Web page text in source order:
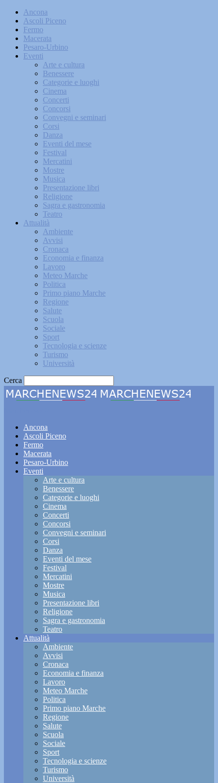
Ancona
Ascoli Piceno
Fermo
Macerata
Pesaro-Urbino
Eventi
Arte e cultura
Benessere
Categorie e luoghi
Cinema
Concerti
Concorsi
Convegni e seminari
Corsi
Danza
Eventi del mese
Festival
Mercatini
Mostre
Musica
Presentazione libri
Religione
Sagra e gastronomia
Teatro
Attualità
Ambiente
Avvisi
Cronaca
Economia e finanza
Lavoro
Meteo Marche
Politica
Primo piano Marche
Regione
Salute
Scuola
Sociale
Sport
Tecnologia e scienze
Turismo
Università
Cerca
Ancona
Ascoli Piceno
Fermo
Macerata
Pesaro-Urbino
Eventi
Arte e cultura
Benessere
Categorie e luoghi
Cinema
Concerti
Concorsi
Convegni e seminari
Corsi
Danza
Eventi del mese
Festival
Mercatini
Mostre
Musica
Presentazione libri
Religione
Sagra e gastronomia
Teatro
Attualità
Ambiente
Avvisi
Cronaca
Economia e finanza
Lavoro
Meteo Marche
Politica
Primo piano Marche
Regione
Salute
Scuola
Sociale
Sport
Tecnologia e scienze
Turismo
Università